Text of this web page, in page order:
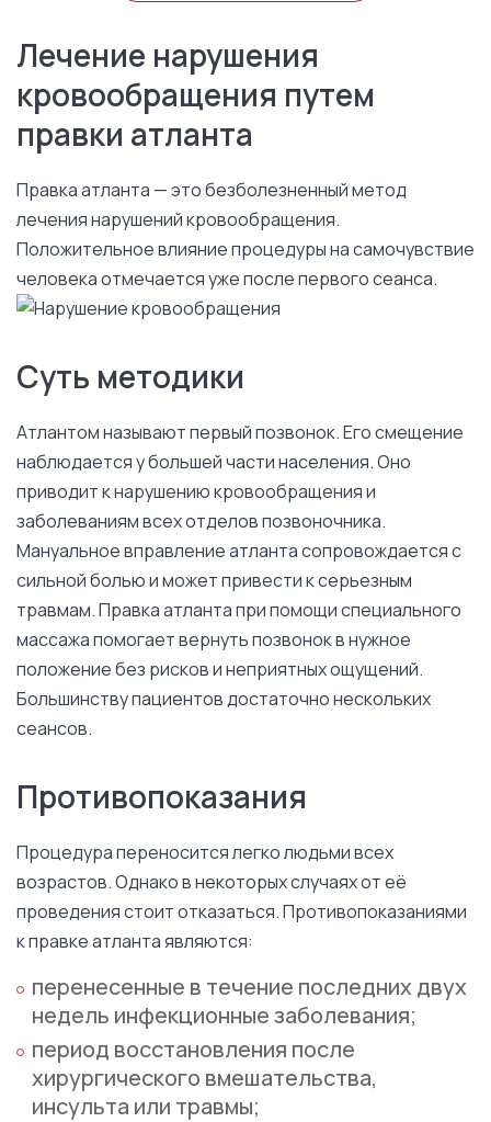
Лечение нарушения
кровообращения путем
правки атланта
Правка атланта — это безболезненный метод
лечения нарушений кровообращения.
Положительное влияние процедуры на самочувствие
человека отмечается уже после первого сеанса.
Суть методики
Атлантом называют первый позвонок. Его смещение
наблюдается у большей части населения. Оно
приводит к нарушению кровообращения и
заболеваниям всех отделов позвоночника.
Мануальное вправление атланта сопровождается с
сильной болью и может привести к серьезным
травмам. Правка атланта при помощи специального
массажа помогает вернуть позвонок в нужное
положение без рисков и неприятных ощущений.
Большинству пациентов достаточно нескольких
сеансов.
Противопоказания
Процедура переносится легко людьми всех
возрастов. Однако в некоторых случаях от её
проведения стоит отказаться. Противопоказаниями
к правке атланта являются:
перенесенные в течение последних двух
недель инфекционные заболевания;
период восстановления после
хирургического вмешательства,
инсульта или травмы;